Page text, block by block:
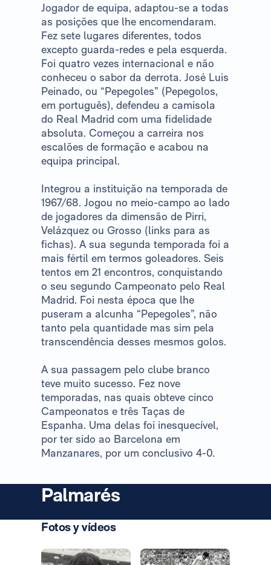
Jogador de equipa, adaptou-se a todas
as posições que lhe encomendaram.
Fez sete lugares diferentes, todos
excepto guarda-redes e pela esquerda.
Foi quatro vezes internacional e não
conheceu o sabor da derrota. José Luis
Peinado, ou “Pepegoles” (Pepegolos,
em português), defendeu a camisola
do Real Madrid com uma fidelidade
absoluta. Começou a carreira nos
escalões de formação e acabou na
equipa principal.
Integrou a instituição na temporada de
1967/68. Jogou no meio-campo ao lado
de jogadores da dimensão de Pirri,
Velázquez ou Grosso (links para as
fichas). A sua segunda temporada foi a
mais fértil em termos goleadores. Seis
tentos em 21 encontros, conquistando
o seu segundo Campeonato pelo Real
Madrid. Foi nesta época que lhe
puseram a alcunha “Pepegoles”, não
tanto pela quantidade mas sim pela
transcendência desses mesmos golos.
A sua passagem pelo clube branco
teve muito sucesso. Fez nove
temporadas, nas quais obteve cinco
Campeonatos e três Taças de
Espanha. Uma delas foi inesquecível,
por ter sido ao Barcelona em
Manzanares, por um conclusivo 4-0.
Palmarés
Fotos y vídeos
Foto: Real Madrid